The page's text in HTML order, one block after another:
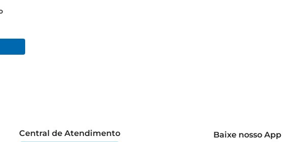
Central de Atendimento
Baixe nosso App